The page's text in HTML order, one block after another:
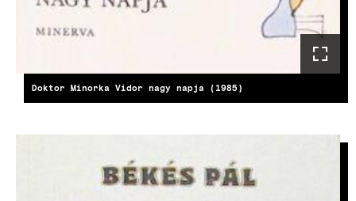
Doktor Minorka Vidor nagy napja (1985)